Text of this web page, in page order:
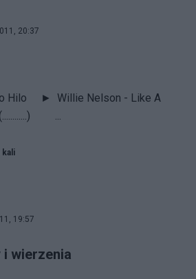
20:37
Hilo ► Willie Nelson - Like A
...
kali
19:57
i wierzenia